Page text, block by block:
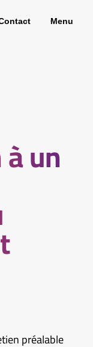
Menu
un
préalable